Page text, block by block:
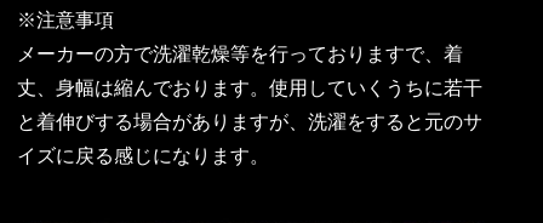
※注意事項
メーカーの方で洗濯乾燥等を行っておりますで、着
丈、身幅は縮んでおります。使用していくうちに若干
と着伸びする場合がありますが、洗濯をすると元のサ
イズに戻る感じになります。